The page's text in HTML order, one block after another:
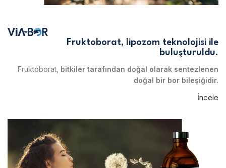
Fruktoborat, lipozom teknolojisi ile
buluşturuldu.
Fruktoborat, bitkiler tarafından doğal olarak sentezlenen
doğal bir bor bileşiğidir.
İncele